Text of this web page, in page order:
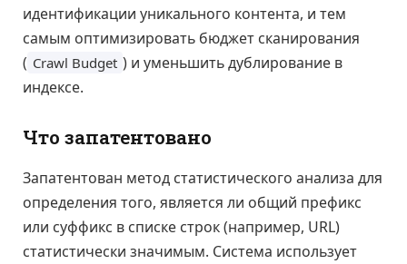
идентификации уникального контента, и тем
самым оптимизировать бюджет сканирования
( Crawl Budget ) и уменьшить дублирование в
индексе.
Что запатентовано
Запатентован метод статистического анализа для
определения того, является ли общий префикс
или суффикс в списке строк (например, URL)
статистически значимым. Система использует